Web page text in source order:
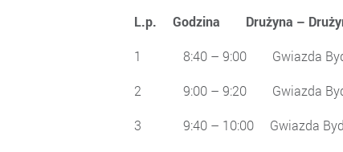
L.p. Godzina Drużyna
1 8:40 – 9:00 Gwiazda
2 9:00 – 9:20 Gwiazda
3 9:40 – 10:00 Gwiazda